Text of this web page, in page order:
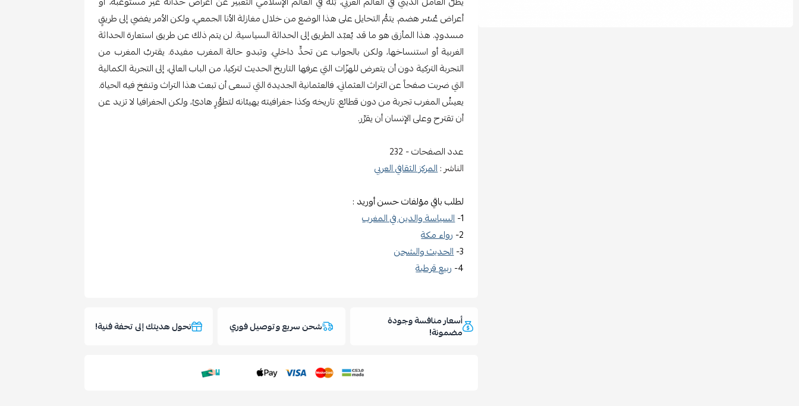
أعراض عُسْر هضم. يتمُّ التحايل على هذا الوضع من خلال مغازلة الأنا الجمعي، ولكن الأمر يفضي إلى طريقٍ
مسدودٍ. هذا المأزق هو ما قد يُعبّد الطريق إلى الحداثة السياسية. لن يتم ذلك عن طريق استعارة الحداثة
الغربية أو استنساخها، ولكن بالجواب عن تحدٍّ داخلي. وتبدو حالة المغرب مفيدة. يقتربُ المغرب من
التجربة التركية دون أن يتعرض للهزّات التي عرفها التاريخ الحديث لتركيا، من الباب العالي، إلى التجربة الكمالية
التي ضربت صفحاً عن التراث العثماني، فالعثمانية الجديدة التي تسعى أن تبعث هذا التراث وتنفخ فيه الحياة.
يعيشُ المغرب تجربة من دون قطائع. تاريخه وكذا جغرافيته يهيئانه لتطوُّرٍ هادئ، ولكن الجغرافيا لا تزيد عن
أن تقترح وعلى الإنسان أن يقرِّر.
عدد الصفحات- 232
الناشر :المركز الثقافي العربي
لطلب باقي مؤلفاتحسن أوريد :
1- السياسة والدين في المغرب
2- رواء مكة
3- الحديث والشجن
4- ربيع قرطبة
أسعار منافسة وجودة
مضمونة! شحن سريع وتوصيل فوري نحول هديتك إلى تحفة فنية!